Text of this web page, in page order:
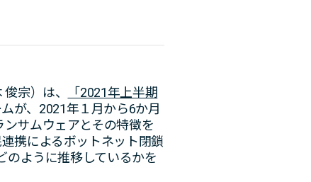
宗）は、
「2021年上半期
が、2021年１月から6か月
サムウェアとその特徴を
携によるボットネット閉鎖
のように推移しているかを